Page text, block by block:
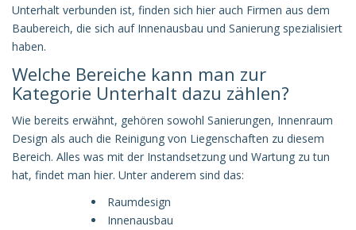
Unterhalt verbunden ist, finden sich hier auch Firmen aus dem
Baubereich, die sich auf Innenausbau und Sanierung spezialisiert
haben.
Welche Bereiche kann man zur
Kategorie Unterhalt dazu zählen?
Wie bereits erwähnt, gehören sowohl Sanierungen, Innenraum
Design als auch die Reinigung von Liegenschaften zu diesem
Bereich. Alles was mit der Instandsetzung und Wartung zu tun
hat, findet man hier. Unter anderem sind das:
Raumdesign
Innenausbau